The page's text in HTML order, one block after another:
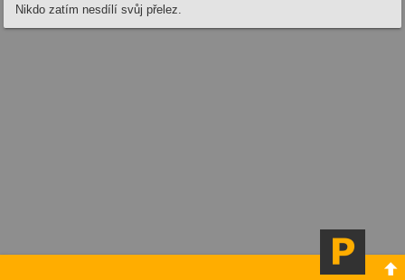
Nikdo zatím nesdílí svůj přelez.
